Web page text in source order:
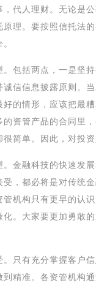
，代人理财。无论是
原理。要按照信托法
。包括两点，一是坚
诚信信息披露原则。
好的情形，应该把最
的资管产品的合同里
简单。因此，对投资
。金融科技的快速发
，都必将是对传统
管机构只有更早的认
化。大家要更加勇敢
。只有充分掌握客户
到精准。各资管机构